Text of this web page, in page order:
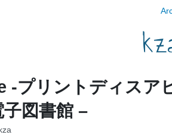
-プリントディスア
図書館 –